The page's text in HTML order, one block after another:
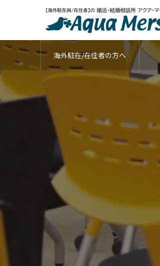
海外駐在/在住者の方へ